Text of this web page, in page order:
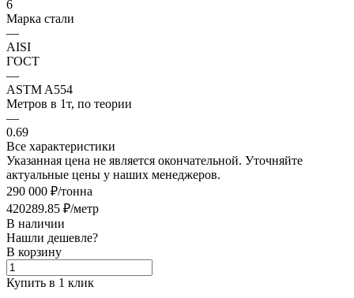
6
Марка стали
—
AISI
ГОСТ
—
ASTM A554
Метров в 1т, по теории
—
0.69
Все характеристики
Указанная цена не является окончательной. Уточняйте
актуальные цены у наших менеджеров.
290 000 ₽/тонна
420289.85 ₽/метр
В наличии
Нашли дешевле?
В корзину
Купить в 1 клик